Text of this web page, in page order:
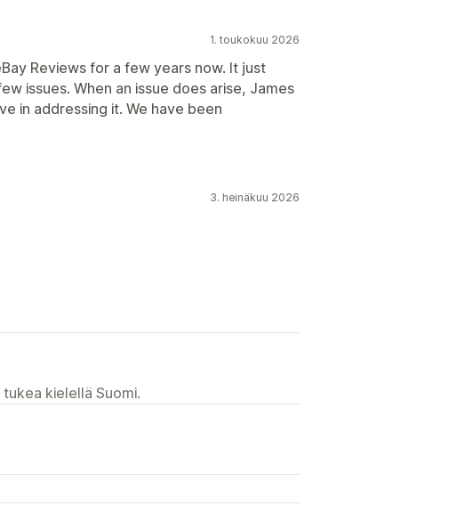
1. toukokuu 2026
Reviews for a few years now. It just
issues. When an issue does arise, James
in addressing it. We have been
3. heinäkuu 2026
kielellä Suomi.